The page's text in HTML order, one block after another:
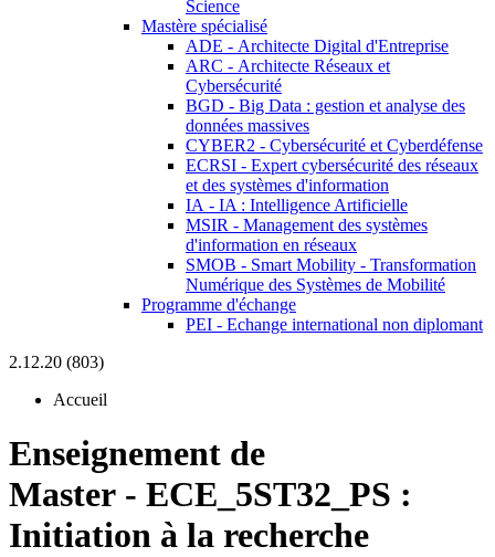
Science
Mastère spécialisé
ADE - Architecte Digital d'Entreprise
ARC - Architecte Réseaux et
Cybersécurité
BGD - Big Data : gestion et analyse des
données massives
CYBER2 - Cybersécurité et Cyberdéfense
ECRSI - Expert cybersécurité des réseaux
et des systèmes d'information
IA - IA : Intelligence Artificielle
MSIR - Management des systèmes
d'information en réseaux
SMOB - Smart Mobility - Transformation
Numérique des Systèmes de Mobilité
Programme d'échange
PEI - Echange international non diplomant
2.12.20 (803)
Accueil
Enseignement de
Master - ECE_5ST32_PS :
Initiation à la recherche